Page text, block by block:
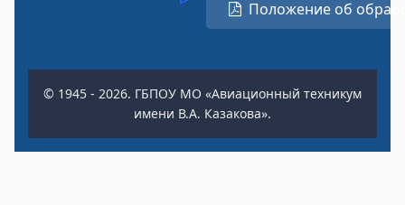
Положение об
© 1945 - 2026. ГБПОУ МО «Авиационный техникум
имени В.А. Казакова».